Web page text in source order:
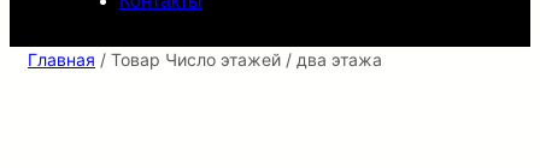
Главная / Товар Число этажей / два этажа